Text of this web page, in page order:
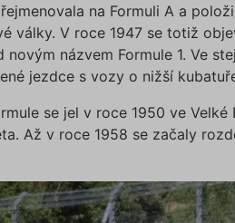
na Formuli A a
války. V roce 1947 se totiž
názvem Formule 1. Ve
jezdce s vozy o nižší
se jel v roce 1950 ve
Až v roce 1958 se začaly